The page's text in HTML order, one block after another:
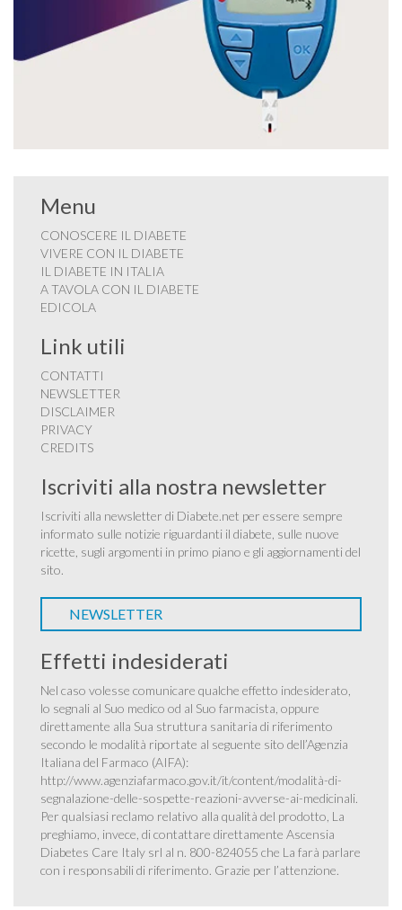
Menu
CONOSCERE IL DIABETE
VIVERE CON IL DIABETE
IL DIABETE IN ITALIA
A TAVOLA CON IL DIABETE
EDICOLA
Link utili
CONTATTI
NEWSLETTER
DISCLAIMER
PRIVACY
CREDITS
Iscriviti alla nostra newsletter
Iscriviti alla newsletter di Diabete.net per essere sempre
informato sulle notizie riguardanti il diabete, sulle nuove
ricette, sugli argomenti in primo piano e gli aggiornamenti del
sito.
NEWSLETTER
Effetti indesiderati
Nel caso volesse comunicare qualche effetto indesiderato,
lo segnali al Suo medico od al Suo farmacista, oppure
direttamente alla Sua struttura sanitaria di riferimento
secondo le modalità riportate al seguente sito dell’Agenzia
Italiana del Farmaco (AIFA):
http://www.agenziafarmaco.gov.it/it/content/modalità-di-
segnalazione-delle-sospette-reazioni-avverse-ai-medicinali.
Per qualsiasi reclamo relativo alla qualità del prodotto, La
preghiamo, invece, di contattare direttamente Ascensia
Diabetes Care Italy srl al n. 800-824055 che La farà parlare
con i responsabili di riferimento. Grazie per l’attenzione.